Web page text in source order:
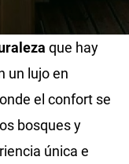
que hay
un lujo en
el confort se
bosques y
única e